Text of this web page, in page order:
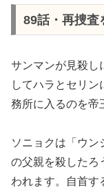
89話・再捜査
サンマンが見殺し
してハラとセリン
務所に入るのを帝
ソニョクは「ウン
の父親を殺したろ
われます。自首す